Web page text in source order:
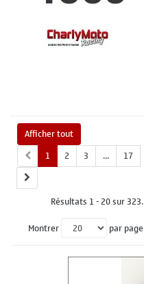
Afficher tout
1
2 3 ... 17
Résultats 1 - 20 sur 323.
Montrer
par page